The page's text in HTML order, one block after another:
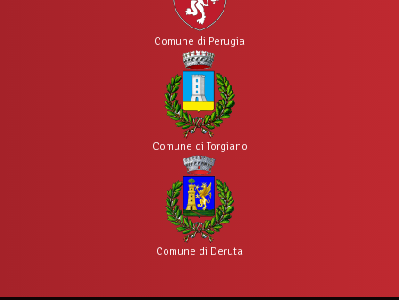
Comune di Perugia
Comune di Torgiano
Comune di Deruta